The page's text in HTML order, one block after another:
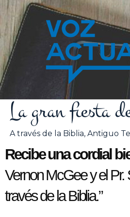
contenido
La gran fiesta
A través de la Biblia, Antiguo
Recibe una cordial
Vernon McGee y el Pr.
través de la Biblia.”